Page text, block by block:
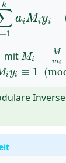
k
=1
aiMiyi
mitMi =
M
mi
Mi m
iyi ≡ 1 (
iyi ≡1(mod